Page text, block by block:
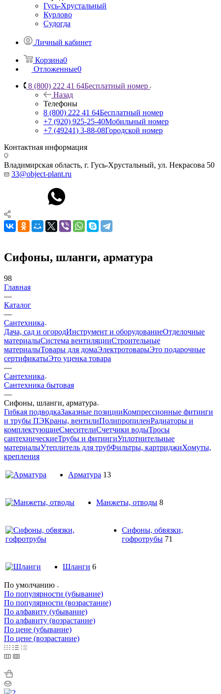
Гусь-Хрустальный
Курлово
Судогда
Личный кабинет
Корзина0
Отложенные0
8 (800) 222 41 64Бесплатный номер
Назад
Телефоны
8 (800) 222 41 64Бесплатный номер
+7 (920) 925-25-40Мобильный номер
+7 (49241) 3-88-08Городской номер
Контактная информация
Владимирская область, г. Гусь-Хрустальный, ул. Некрасова 50
33@object-plant.ru
Сифоны, шланги, арматура
98
Главная
—
Каталог
—
Сантехника
Дача, сад и огородИнструмент и оборудованиеОтделочные
материалыСистема вентиляцииСтроительные
материалыТовары для домаЭлектротоварыЭто подарочные
сертификатыЭто уценка товара
—
Сантехника
Сантехника бытовая
—
Сифоны, шланги, арматура
Гибкая подводкаЗаказные позицииКомпрессионные фитинги
и трубы ПЭКраны, вентилиПолипропиленРадиаторы и
комплектующиеСмесителиСчетчики водыТросы
сантехническиеТрубы и фитингиУплотнительные
материалыУтеплитель для трубФильтры, картриджиХомуты,
крепления
Арматура 13
Манжеты, отводы 8
Сифоны, обвязки,
гофротрубы 71
Шланги 6
По умолчанию
По популярности (убывание)
По популярности (возрастание)
По алфавиту (убывание)
По алфавиту (возрастание)
По цене (убывание)
По цене (возрастание)